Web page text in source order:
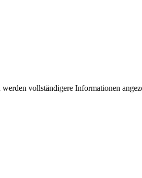
vollständigere Informationen